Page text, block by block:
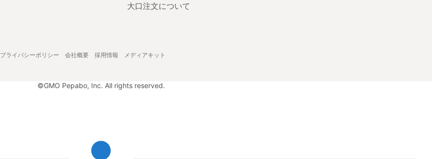
大口注文について
プライバシーポリシー 会社概要 採用情報 メディアキット
©GMO Pepabo, Inc. All rights reserved.